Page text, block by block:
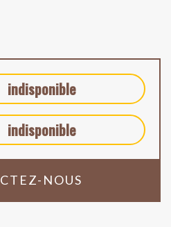
indisponible
indisponible
NOUS